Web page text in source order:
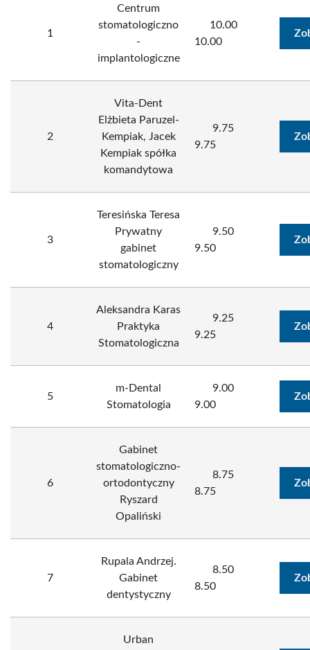
1
Centrum
stomatologiczno
-
implantologiczne
10.00
10.00
2
Vita-Dent
Elżbieta Paruzel-
Kempiak, Jacek
Kempiak spółka
komandytowa
9.75
9.75
3
Teresińska Teresa
Prywatny
gabinet
stomatologiczny
9.50
9.50
4
Aleksandra Karas
Praktyka
Stomatologiczna
9.25
9.25
5
m-Dental
Stomatologia
9.00
9.00
6
Gabinet
stomatologiczno-
ortodontyczny
Ryszard
Opaliński
8.75
8.75
7
Rupala Andrzej.
Gabinet
dentystyczny
8.50
8.50
Urban